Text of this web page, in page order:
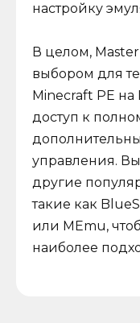
настройку
В целом,
выбором для
Minecraft PE
доступ к
управления.
другие
такие как
или MEmu,
наиболее